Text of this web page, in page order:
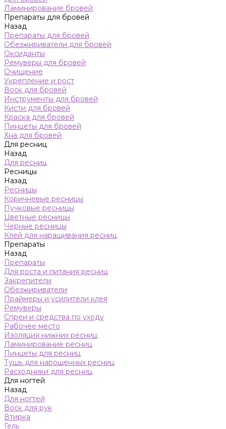
Ламинирование бровей
Препараты для бровей
Назад
Препараты для бровей
Обезжириватели для бровей
Оксиданты
Ремуверы для бровей
Очищение
Укрепление и рост
Воск для бровей
Инструменты для бровей
Кисти для бровей
Краска для бровей
Пинцеты для бровей
Хна для бровей
Для ресниц
Назад
Для ресниц
Ресницы
Назад
Ресницы
Коричневые ресницы
Пучковые ресницы
Цветные ресницы
Черные ресницы
Клей для наращивания ресниц
Препараты
Назад
Препараты
Для роста и питания ресниц
Закрепители
Обезжириватели
Праймеры и усилители клея
Ремуверы
Спреи и средства по уходу
Рабочее место
Изоляция нижних ресниц
Ламинирование ресниц
Пинцеты для ресниц
Тушь для нарощенных ресниц
Расходники для ресниц
Для ногтей
Назад
Для ногтей
Воск для рук
Втирка
Гель